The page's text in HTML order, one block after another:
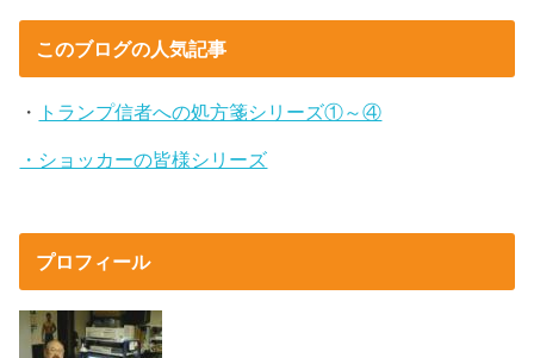
このブログの人気記事
・ トランプ信者への処方箋シリーズ①～④
・ショッカーの皆様シリーズ
プロフィール